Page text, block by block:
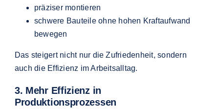
präziser montieren
schwere Bauteile ohne hohen Kraftaufwand
bewegen
Das steigert nicht nur die Zufriedenheit, sondern
auch die Effizienz im Arbeitsalltag.
3. Mehr Effizienz in
Produktionsprozessen